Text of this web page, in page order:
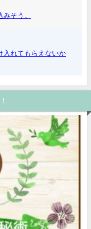
そう。
入れてもらえないか